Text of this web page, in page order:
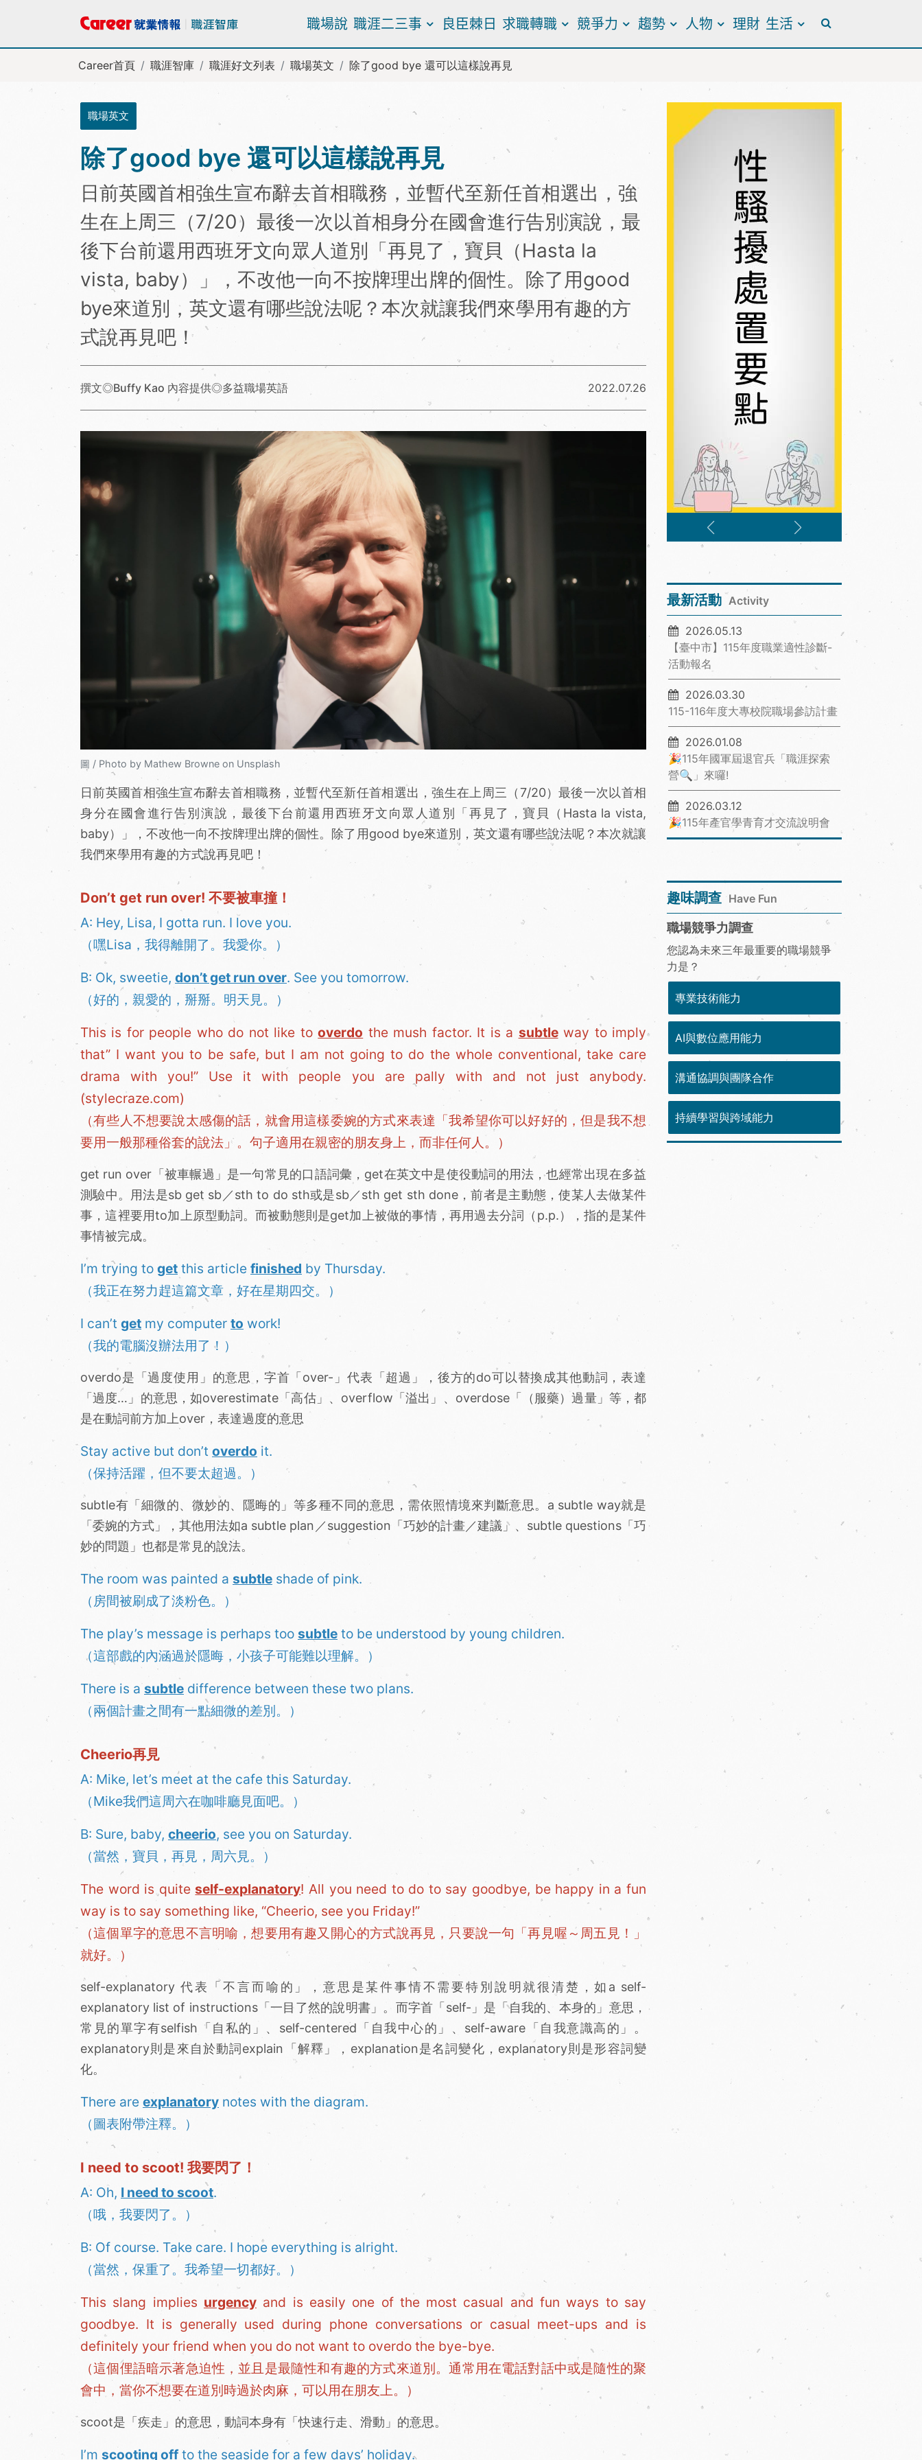
職場說 職涯二三事 良臣棘日 求職轉職 競爭力 趨勢 人物 理財 生活
全站搜尋
Career首頁 職涯智庫 職涯好文列表 職場英文 除了good bye 還可以這樣說再見
職場英文
除了good bye 還可以這樣說再見
日前英國首相強生宣布辭去首相職務，並暫代至新任首相選出，強
生在上周三（7/20）最後一次以首相身分在國會進行告別演說，最
後下台前還用西班牙文向眾人道別「再見了，寶貝（Hasta la
vista, baby）」，不改他一向不按牌理出牌的個性。除了用good
bye來道別，英文還有哪些說法呢？本次就讓我們來學用有趣的方
式說再見吧！
撰文◎Buffy Kao 內容提供◎多益職場英語 2022.07.26
圖 / Photo by Mathew Browne on Unsplash
日前英國首相強生宣布辭去首相職務，並暫代至新任首相選出，強生在上周三（7/20）最後一次以首相
身分在國會進行告別演說，最後下台前還用西班牙文向眾人道別「再見了，寶貝（Hasta la vista,
baby）」，不改他一向不按牌理出牌的個性。除了用good bye來道別，英文還有哪些說法呢？本次就讓
我們來學用有趣的方式說再見吧！
Don’t get run over! 不要被車撞！
A: Hey, Lisa, I gotta run. I love you.
（嘿Lisa，我得離開了。我愛你。）
B: Ok, sweetie, don’t get run over. See you tomorrow.
（好的，親愛的，掰掰。明天見。）
This is for people who do not like tooverdo the mush factor. It is a subtleway to imply
that” I want you to be safe, but I am not going to do the whole conventional, take care
drama with you!” Use it with people you are pally with and not just anybody.
(stylecraze.com)
（有些人不想要說太感傷的話，就會用這樣委婉的方式來表達「我希望你可以好好的，但是我不想
要用一般那種俗套的說法」。句子適用在親密的朋友身上，而非任何人。）
get run over「被車輾過」是一句常見的口語詞彙，get在英文中是使役動詞的用法，也經常出現在多益
測驗中。用法是sb get sb／sth to do sth或是sb／sth get sth done，前者是主動態，使某人去做某件
事，這裡要用to加上原型動詞。而被動態則是get加上被做的事情，再用過去分詞（p.p.），指的是某件
事情被完成。
I’m trying to get this article finished by Thursday.
（我正在努力趕這篇文章，好在星期四交。）
I can’t get my computer to work!
（我的電腦沒辦法用了！）
overdo是「過度使用」的意思，字首「over-」代表「超過」，後方的do可以替換成其他動詞，表達
「過度…」的意思，如overestimate「高估」、overflow「溢出」、overdose「（服藥）過量」等，都
是在動詞前方加上over，表達過度的意思
Stay active but don’t overdo it.
（保持活躍，但不要太超過。）
subtle有「細微的、微妙的、隱晦的」等多種不同的意思，需依照情境來判斷意思。a subtle way就是
「委婉的方式」，其他用法如a subtle plan／suggestion「巧妙的計畫／建議」、subtle questions「巧
妙的問題」也都是常見的說法。
The room was painted a subtle shade of pink.
（房間被刷成了淡粉色。）
The play’s message is perhaps too subtle to be understood by young children.
（這部戲的內涵過於隱晦，小孩子可能難以理解。）
There is asubtle difference between these two plans.
（兩個計畫之間有一點細微的差別。）
Cheerio再見
A: Mike, let’s meet at the cafe this Saturday.
（Mike我們這周六在咖啡廳見面吧。）
B: Sure, baby, cheerio, see you on Saturday.
（當然，寶貝，再見，周六見。）
The word is quiteself-explanatory! All you need to do to say goodbye, be happy in a fun
way is to say something like, “Cheerio, see you Friday!”
（這個單字的意思不言明喻，想要用有趣又開心的方式說再見，只要說一句「再見喔～周五見！」
就好。）
self-explanatory 代表「不言而喻的」，意思是某件事情不需要特別說明就很清楚，如a self-
explanatory list of instructions「一目了然的說明書」。而字首「self-」是「自我的、本身的」意思，
常見的單字有selfish「自私的」、self-centered「自我中心的」、self-aware「自我意識高的」。
explanatory則是來自於動詞explain「解釋」，explanation是名詞變化，explanatory則是形容詞變
化。
There are explanatory notes with the diagram.
（圖表附帶注釋。）
I need to scoot! 我要閃了！
A: Oh, I need to scoot.
（哦，我要閃了。）
B: Of course. Take care. I hope everything is alright.
（當然，保重了。我希望一切都好。）
This slang implies urgencyand is easily one of the most casual and fun ways to say
goodbye. It is generally used during phone conversations or casual meet-ups and is
definitely your friend when you do not want to overdo the bye-bye.
（這個俚語暗示著急迫性，並且是最隨性和有趣的方式來道別。通常用在電話對話中或是隨性的聚
會中，當你不想要在道別時過於肉麻，可以用在朋友上。）
scoot是「疾走」的意思，動詞本身有「快速行走、滑動」的意思。
I’m scooting off to the seaside for a few days’ holiday.
最新活動 Activity
2026.05.13
【臺中市】115年度職業適性診斷-
活動報名
2026.03.30
115-116年度大專校院職場參訪計畫
2026.01.08
🎉115年國軍屆退官兵「職涯探索
營🔍」來囉!
2026.03.12
🎉115年產官學青育才交流說明會
趣味調查 Have Fun
職場競爭力調查
您認為未來三年最重要的職場競爭
力是？
專業技術能力
AI與數位應用能力
溝通協調與團隊合作
持續學習與跨域能力